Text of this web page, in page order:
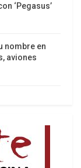
‘Pegasus’
nombre en
aviones